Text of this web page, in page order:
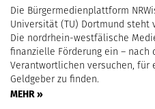
Die Bürgermedienplattform
Universität (TU) Dortmund steht
Die nordrhein-westfälische
finanzielle Förderung ein – nach
Verantwortlichen versuchen, für
Geldgeber zu finden.
MEHR »